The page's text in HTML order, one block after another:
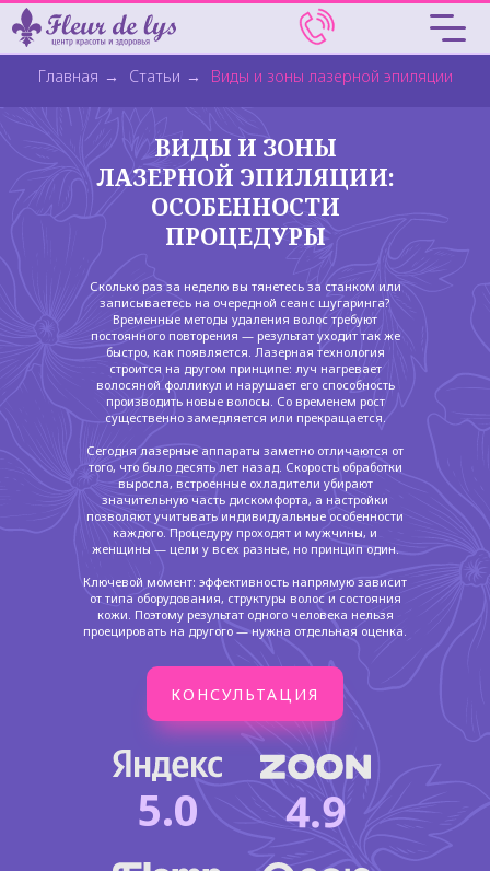
Главная → Статьи → Виды и зоны лазерной эпиляции
ВИДЫ И ЗОНЫ
ЛАЗЕРНОЙ ЭПИЛЯЦИИ:
ОСОБЕННОСТИ
ПРОЦЕДУРЫ
Сколько раз за неделю вы тянетесь за станком или
записываетесь на очередной сеанс шугаринга?
Временные методы удаления волос требуют
постоянного повторения — результат уходит так же
быстро, как появляется. Лазерная технология
строится на другом принципе: луч нагревает
волосяной фолликул и нарушает его способность
производить новые волосы. Со временем рост
существенно замедляется или прекращается.
Сегодня лазерные аппараты заметно отличаются от
того, что было десять лет назад. Скорость обработки
выросла, встроенные охладители убирают
значительную часть дискомфорта, а настройки
позволяют учитывать индивидуальные особенности
каждого. Процедуру проходят и мужчины, и
женщины — цели у всех разные, но принцип один.
Ключевой момент: эффективность напрямую зависит
от типа оборудования, структуры волос и состояния
кожи. Поэтому результат одного человека нельзя
проецировать на другого — нужна отдельная оценка.
5.0 4.9
КОНСУЛЬТАЦИЯ